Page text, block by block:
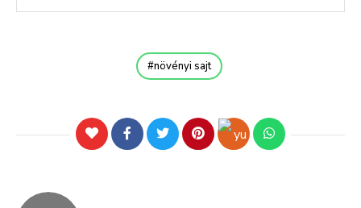
növényi sajt